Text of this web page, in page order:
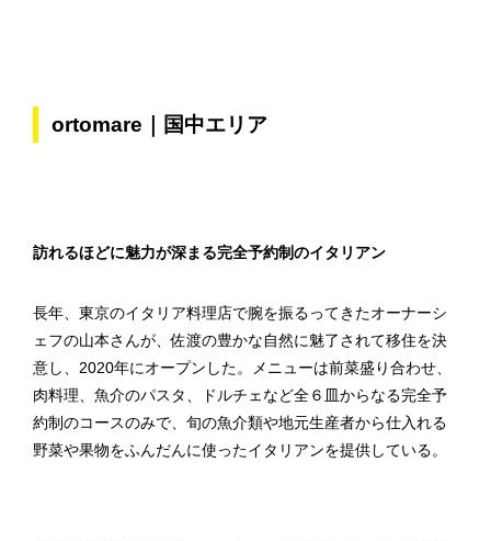
ortomare｜国中エリア
訪れるほどに魅力が深まる完全予約制のイタリアン
長年、東京のイタリア料理店で腕を振るってきたオーナーシ
ェフの山本さんが、佐渡の豊かな自然に魅了されて移住を決
意し、2020年にオープンした。メニューは前菜盛り合わせ、
肉料理、魚介のパスタ、ドルチェなど全６皿からなる完全予
約制のコースのみで、旬の魚介類や地元生産者から仕入れる
野菜や果物をふんだんに使ったイタリアンを提供している。